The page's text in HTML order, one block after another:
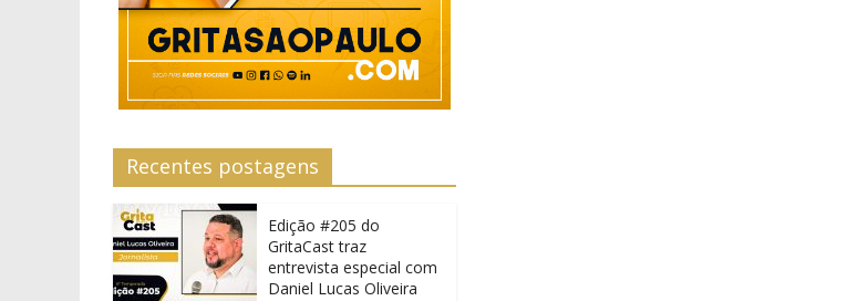
Recentes postagens
Edição #205 do
GritaCast traz
entrevista especial com
Daniel Lucas Oliveira